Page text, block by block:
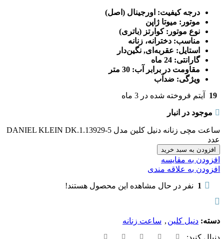
درجه کیفیت: اورجینال (اصل)
موتور: میوتا ژاپن
نوع موتور: کوارتز (باتری)
مناسب: دخترانه، زنانه
استایل: عقربه‌ای, نگین‌دار
گارانتی: 24 ماه
مقاومت در برابر آب: 30 متر
ویژگی: ضدآب
19
آیتم فروخته شده در 3 ماه
موجود در انبار
ساعت مچی زنانه دنیل کلین مدل DANIEL KLEIN DK.1.13929-5
عدد
افزودن به سبد خرید
افزودن به مقایسه
افزودن به علاقه مندی
1 نفر در حال مشاهده این محصول هستند!
دسته: دنیل کلین , ساعت زنانه
دنبال کنید: